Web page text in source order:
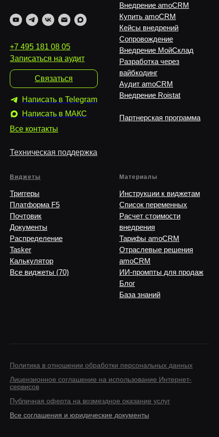
+7 495 181 08 05
Записаться на аудит
Связаться
Написать в Telegram
Написать в MAКС
Все контакты
Техническая поддержка
Внедрение amoCRM
Купить amoCRM
Кейсы внедрений
Сопровождение
Внедрение МойСклад
Разработка через
вайбкодинг
Аудит amoCRM
Внедрение Roistat
Партнерская программа
Виджеты
Триггеры
Платформа F5
Почтовик
Документы
Распределение
Tasker
Калькулятор
Все виджеты (70)
Материалы
Инструкции к виджетам
Список переменных
Расчет стоимости
внедрения
Тарифы amoCRM
Отраслевые решения
amoCRM
ИИ-промпты для продаж
Блог
База знаний
Политика в отношении обработки персональных данных
Лицензионное соглашение на использование Интернет-
сервисов
Публичная оферта на возмездное оказание услуг
Все соглашения и юридические документы